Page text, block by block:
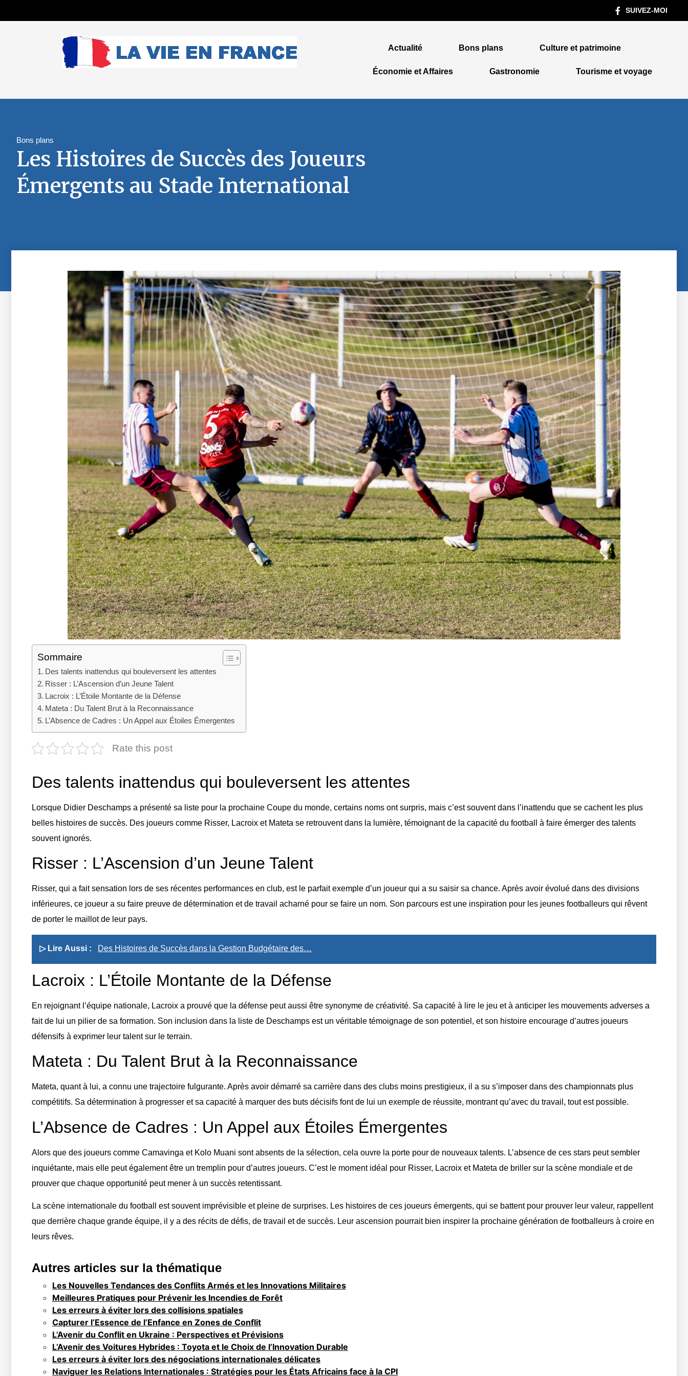
SUIVEZ-MOI
Actualité Bons plans Culture et patrimoine
Économie et Affaires Gastronomie Tourisme et voyage
Bons plans
Les Histoires de Succès des Joueurs
Émergents au Stade International
Sommaire
Des talents inattendus qui bouleversent les attentes
Risser : L’Ascension d’un Jeune Talent
Lacroix : L’Étoile Montante de la Défense
Mateta : Du Talent Brut à la Reconnaissance
L’Absence de Cadres : Un Appel aux Étoiles Émergentes
Rate this post
Des talents inattendus qui bouleversent les attentes
Lorsque Didier Deschamps a présenté sa liste pour la prochaine Coupe du monde, certains noms ont surpris, mais c’est souvent dans l’inattendu que se cachent les plus
belles histoires de succès. Des joueurs comme Risser, Lacroix et Mateta se retrouvent dans la lumière, témoignant de la capacité du football à faire émerger des talents
souvent ignorés.
Risser : L’Ascension d’un Jeune Talent
Risser, qui a fait sensation lors de ses récentes performances en club, est le parfait exemple d’un joueur qui a su saisir sa chance. Après avoir évolué dans des divisions
inférieures, ce joueur a su faire preuve de détermination et de travail acharné pour se faire un nom. Son parcours est une inspiration pour les jeunes footballeurs qui rêvent
de porter le maillot de leur pays.
▷ Lire Aussi : Des Histoires de Succès dans la Gestion Budgétaire des…
Lacroix : L’Étoile Montante de la Défense
En rejoignant l’équipe nationale, Lacroix a prouvé que la défense peut aussi être synonyme de créativité. Sa capacité à lire le jeu et à anticiper les mouvements adverses a
fait de lui un pilier de sa formation. Son inclusion dans la liste de Deschamps est un véritable témoignage de son potentiel, et son histoire encourage d’autres joueurs
défensifs à exprimer leur talent sur le terrain.
Mateta : Du Talent Brut à la Reconnaissance
Mateta, quant à lui, a connu une trajectoire fulgurante. Après avoir démarré sa carrière dans des clubs moins prestigieux, il a su s’imposer dans des championnats plus
compétitifs. Sa détermination à progresser et sa capacité à marquer des buts décisifs font de lui un exemple de réussite, montrant qu’avec du travail, tout est possible.
L’Absence de Cadres : Un Appel aux Étoiles Émergentes
Alors que des joueurs comme Camavinga et Kolo Muani sont absents de la sélection, cela ouvre la porte pour de nouveaux talents. L’absence de ces stars peut sembler
inquiétante, mais elle peut également être un tremplin pour d’autres joueurs. C’est le moment idéal pour Risser, Lacroix et Mateta de briller sur la scène mondiale et de
prouver que chaque opportunité peut mener à un succès retentissant.
La scène internationale du football est souvent imprévisible et pleine de surprises. Les histoires de ces joueurs émergents, qui se battent pour prouver leur valeur, rappellent
que derrière chaque grande équipe, il y a des récits de défis, de travail et de succès. Leur ascension pourrait bien inspirer la prochaine génération de footballeurs à croire en
leurs rêves.
Autres articles sur la thématique
Les Nouvelles Tendances des Conflits Armés et les Innovations Militaires
Meilleures Pratiques pour Prévenir les Incendies de Forêt
Les erreurs à éviter lors des collisions spatiales
Capturer l’Essence de l’Enfance en Zones de Conflit
L’Avenir du Conflit en Ukraine : Perspectives et Prévisions
L’Avenir des Voitures Hybrides : Toyota et le Choix de l’Innovation Durable
Les erreurs à éviter lors des négociations internationales délicates
Naviguer les Relations Internationales : Stratégies pour les États Africains face à la CPI